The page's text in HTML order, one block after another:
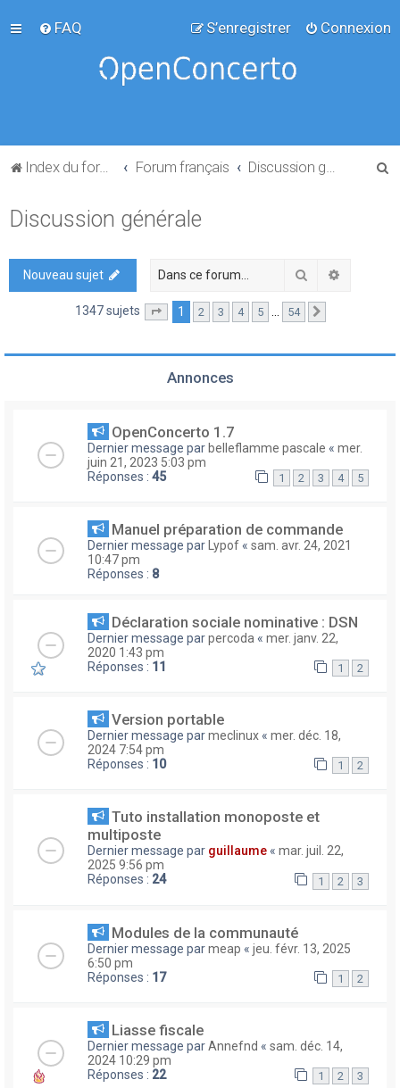
FAQ Connexion
S’enregistrer
Index du forum Forum français
Discussion générale
Nouveau sujet Rechercher
1347 sujets Page sur54
1 2 3 4 5 … 54
Annonces
OpenConcerto 1.7
Dernier message par belleflamme pascale « mer.
juin 21, 2023 5:03 pm
Réponses : 45 1 2 3 4 5
Manuel préparation de commande
Dernier message par Lypof « sam. avr. 24, 2021
10:47 pm
Réponses : 8
Déclaration sociale nominative : DSN
Dernier message parpercoda « mer. janv. 22,
2020 1:43 pm
Réponses : 11 1 2
Version portable
Dernier message parmeclinux « mer. déc. 18,
2024 7:54 pm
Réponses : 10 1 2
Tuto installation monoposte et
multiposte
Dernier message par guillaume « mar. juil. 22,
2025 9:56 pm
Réponses : 24 1 2 3
Modules de la communauté
Dernier message parmeap « jeu. févr. 13, 2025
6:50 pm
Réponses : 17 1 2
Liasse fiscale
Dernier message parAnnefnd « sam. déc. 14,
2024 10:29 pm
Réponses : 22 1 2 3